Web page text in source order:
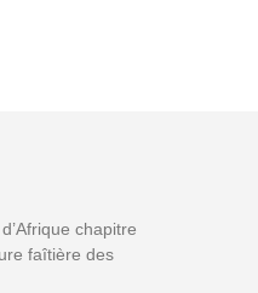
chapitre
faîtière des